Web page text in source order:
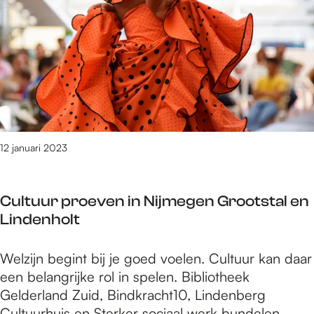
r
i
v
a
n
L
o
o
m
y
e
n
W
e
r
k
B
d
r
i
f
R
i
o
u
d
A
c
a
d
y
e
W
e
r
Cultuur proeven in Nijmegen Grootstal en
Lindenholt
12 januari 2023
C
u
l
Welzijn begint bij je goed voelen. Cultuur kan daar
een belangrijke rol in spelen. Bibliotheek
Gelderland Zuid, Bindkracht10, Lindenberg